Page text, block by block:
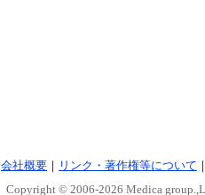
会社概要 ｜ リンク・著作権等について
Copyright © 2006-2026 Medica